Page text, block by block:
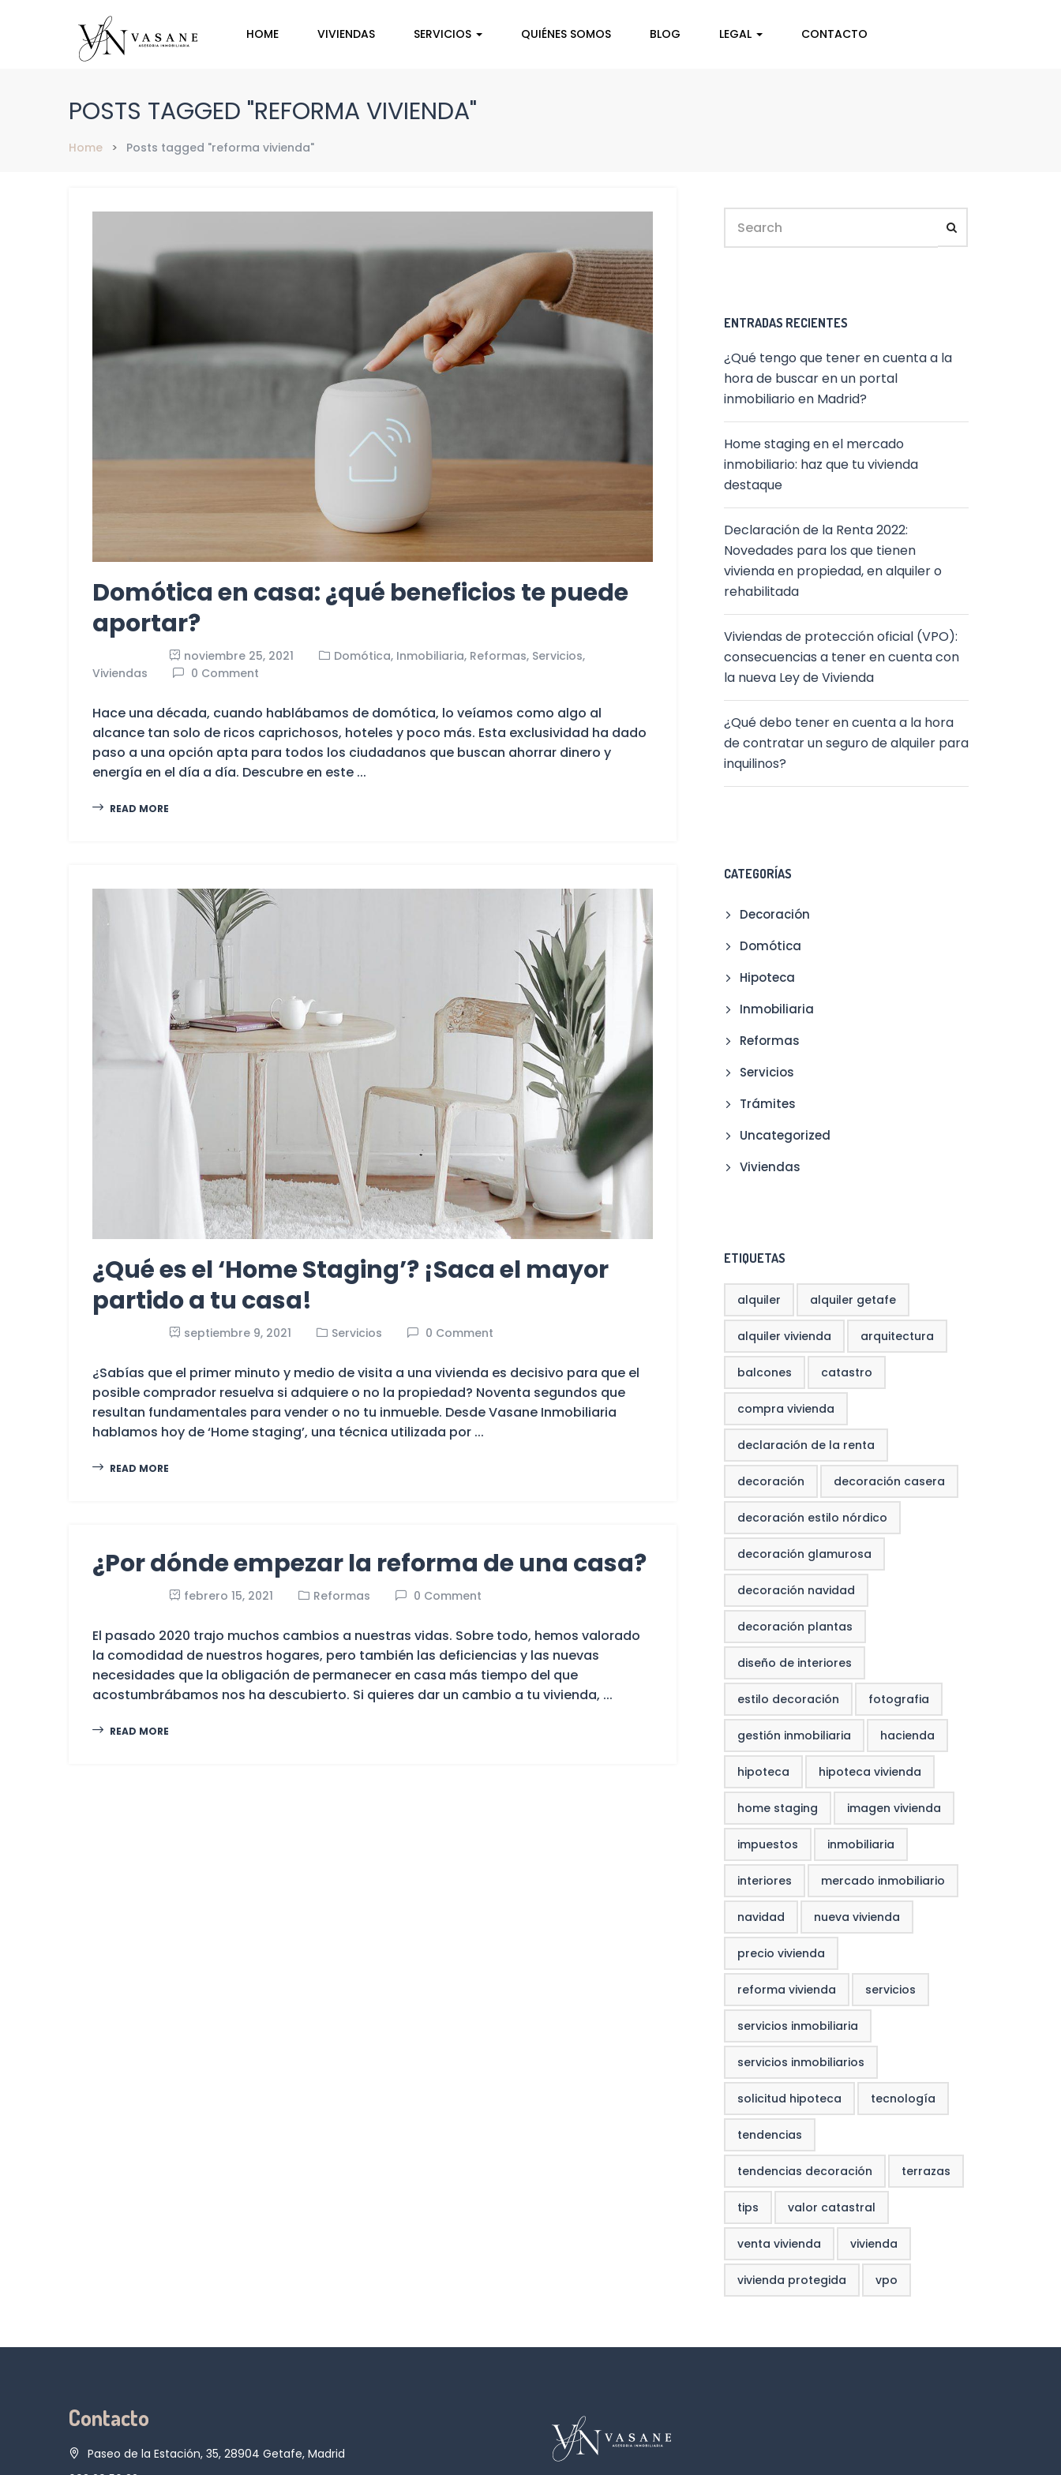
HOME VIVIENDAS SERVICIOS QUIÉNES SOMOS BLOG LEGAL CONTACTO
POSTS TAGGED "REFORMA VIVIENDA"
Home Posts tagged "reforma vivienda"
Domótica en casa: ¿qué beneficios te puede
aportar?
noviembre 25, 2021 Domótica, Inmobiliaria, Reformas, Servicios,
Viviendas
0 Comment
Hace una década, cuando hablábamos de domótica, lo veíamos como algo al
alcance tan solo de ricos caprichosos, hoteles y poco más. Esta exclusividad ha dado
paso a una opción apta para todos los ciudadanos que buscan ahorrar dinero y
energía en el día a día. Descubre en este ...
READ MORE
¿Qué es el ‘Home Staging’? ¡Saca el mayor
partido a tu casa!
septiembre 9, 2021 Servicios 0 Comment
¿Sabías que el primer minuto y medio de visita a una vivienda es decisivo para que el
posible comprador resuelva si adquiere o no la propiedad? Noventa segundos que
resultan fundamentales para vender o no tu inmueble. Desde Vasane Inmobiliaria
hablamos hoy de ‘Home staging’, una técnica utilizada por ...
READ MORE
¿Por dónde empezar la reforma de una casa?
febrero 15, 2021 Reformas 0 Comment
El pasado 2020 trajo muchos cambios a nuestras vidas. Sobre todo, hemos valorado
la comodidad de nuestros hogares, pero también las deficiencias y las nuevas
necesidades que la obligación de permanecer en casa más tiempo del que
acostumbrábamos nos ha descubierto. Si quieres dar un cambio a tu vivienda, ...
READ MORE
ENTRADAS RECIENTES
¿Qué tengo que tener en cuenta a la
hora de buscar en un portal
inmobiliario en Madrid?
Home staging en el mercado
inmobiliario: haz que tu vivienda
destaque
Declaración de la Renta 2022:
Novedades para los que tienen
vivienda en propiedad, en alquiler o
rehabilitada
Viviendas de protección oficial (VPO):
consecuencias a tener en cuenta con
la nueva Ley de Vivienda
¿Qué debo tener en cuenta a la hora
de contratar un seguro de alquiler para
inquilinos?
CATEGORÍAS
Decoración
Domótica
Hipoteca
Inmobiliaria
Reformas
Servicios
Trámites
Uncategorized
Viviendas
ETIQUETAS
alquiler alquiler getafe
alquiler vivienda arquitectura
balcones catastro
compra vivienda
declaración de la renta
decoración decoración casera
decoración estilo nórdico
decoración glamurosa
decoración navidad
decoración plantas
diseño de interiores
estilo decoración fotografia
gestión inmobiliaria hacienda
hipoteca hipoteca vivienda
home staging imagen vivienda
impuestos inmobiliaria
interiores mercado inmobiliario
navidad nueva vivienda
precio vivienda
reforma vivienda servicios
servicios inmobiliaria
servicios inmobiliarios
solicitud hipoteca tecnología
tendencias
tendencias decoración terrazas
tips valor catastral
venta vivienda vivienda
vivienda protegida vpo
Contacto
Paseo de la Estación, 35, 28904 Getafe, Madrid